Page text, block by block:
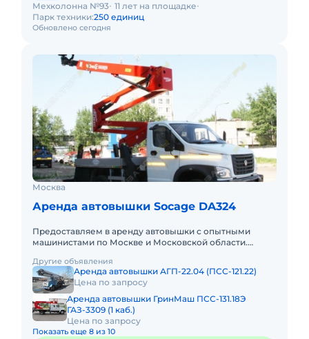
Обновлено сегодня
Мехколонна №93 11 лет на площадке
Парк техники:250 единиц
Москва
Аренда автовышки Socage DA324
Предоставляем в аренду автовышки с опытными
машинистами по Москве и Московской области.
(почасовой, посменный) При
Другие объявления
Аренда автовышки АГП-22.04 (ПСС-121.22)
Цена по запросу
Аренда автовышки ГринМаш ПСС-131.18Э
ГАЗ-3309 (1 каб.)
Цена по запросу
Показать еще 8 из 10